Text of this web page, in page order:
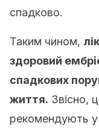
спадково.
Таким чином,
здоровий
спадкових
життя. Звісно,
рекомендують у